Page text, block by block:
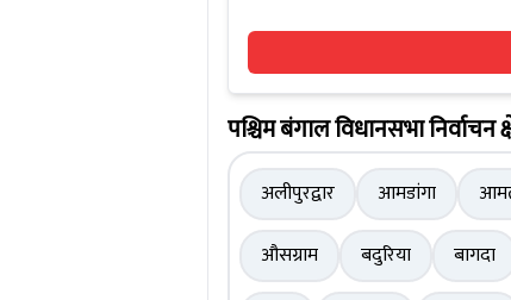
पश्चिम बंगाल विधानसभा निर्वाचन
अलीपुरद्वार आमडांगा
औसग्राम
बदुरिया बागदा